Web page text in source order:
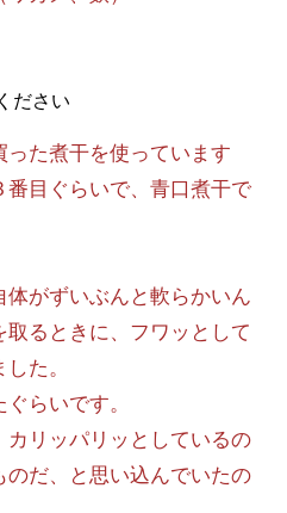
ださい
た煮干を使っています
番目ぐらいで、青口煮干で
がずいぶんと軟らかいん
るときに、フワッとして
た。
らいです。
リッパリッとしているの
のだ、と思い込んでいたの